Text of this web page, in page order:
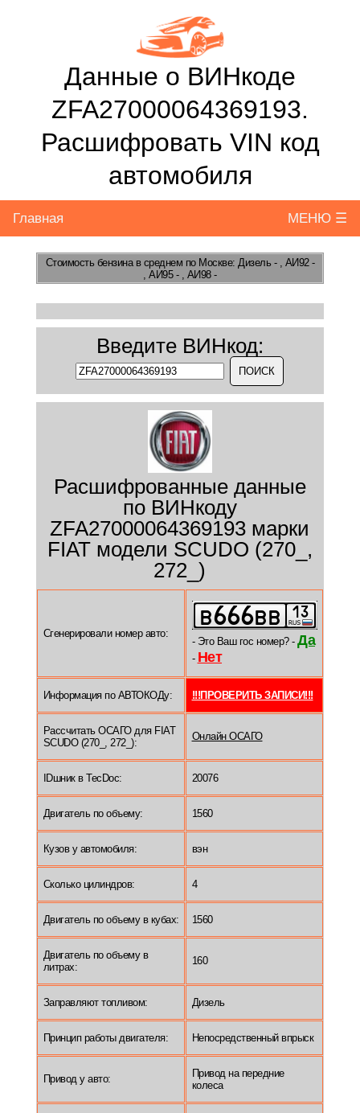
Данные о ВИНкоде
ZFA27000064369193.
Расшифровать VIN код
автомобиля
Главная МЕНЮ ☰
Стоимость бензинав среднем по Москве: Дизель - , АИ92 -
, АИ95 - , АИ98 -
Введите ВИНкод:
Расшифрованные данные
по ВИНкоду
ZFA27000064369193 марки
FIAT модели SCUDO (270_,
272_)
Сгенерировали номер авто:
- Это Ваш гос номер? - Да
- Нет
Информация по АВТОКОДу: !!!ПРОВЕРИТЬ ЗАПИСИ!!!
Рассчитать ОСАГО для FIAT
SCUDO (270_, 272_):
Онлайн ОСАГО
IDшник в TecDoc: 20076
Двигатель по объему: 1560
Кузов у автомобиля: вэн
Сколько цилиндров: 4
Двигатель по объему в кубах: 1560
Двигатель по объему в
литрах:
160
Заправляют топливом: Дизель
Принцип работы двигателя: Непосредственный впрыск
Привод у авто:
Привод на передние
колеса